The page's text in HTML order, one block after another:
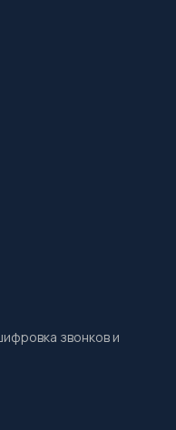
звонков и